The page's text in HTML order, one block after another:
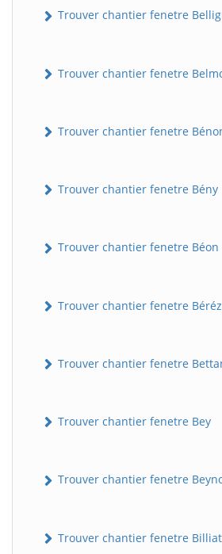
Trouver chantier fenetre
Trouver chantier fenetre
Trouver chantier fenetre
Trouver chantier fenetre Bény
Trouver chantier fenetre Béon
Trouver chantier fenetre
Trouver chantier fenetre
Trouver chantier fenetre Bey
Trouver chantier fenetre
Trouver chantier fenetre Billiat